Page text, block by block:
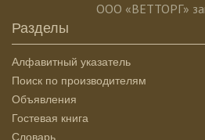
ООО «ВЕТТОРГ»
Разделы
Алфавитный указатель
Поиск по производителям
Объявления
Гостевая книга
Словарь